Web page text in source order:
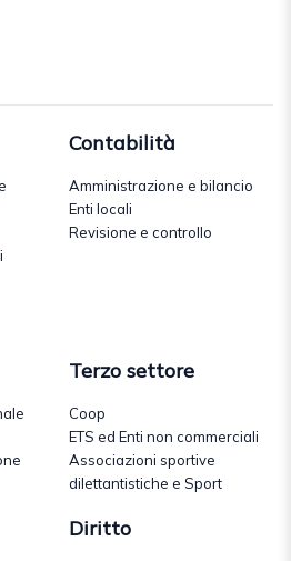
Contabilità
Amministrazione e bilancio
Enti locali
Revisione e controllo
Terzo settore
Coop
ETS ed Enti non commerciali
Associazioni sportive
dilettantistiche e Sport
Diritto